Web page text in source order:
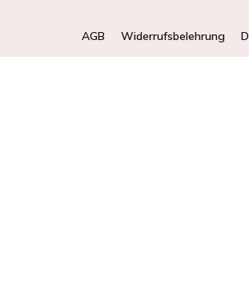
AGB Widerrufsbelehrung